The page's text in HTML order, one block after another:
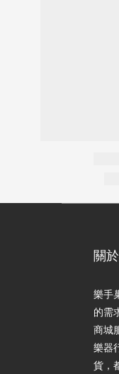
關
樂手
的需
商城
樂器
貨，